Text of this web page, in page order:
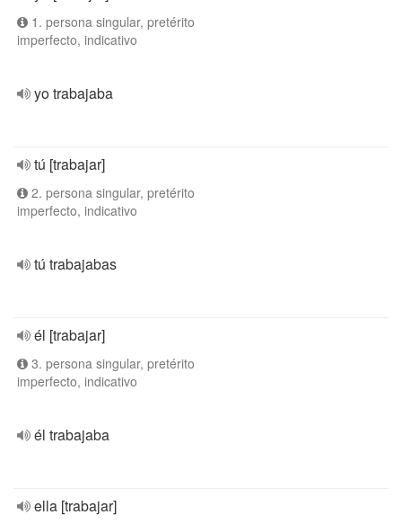
1. persona singular, pretérito
imperfecto, indicativo
yo trabajaba
tú [trabajar]
2. persona singular, pretérito
imperfecto, indicativo
tú trabajabas
él [trabajar]
3. persona singular, pretérito
imperfecto, indicativo
él trabajaba
ella [trabajar]